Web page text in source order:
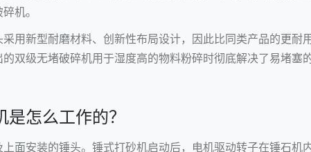
机。
用新型耐磨材料、创新性布局设计，因此比同类产品的更耐
双级无堵破碎机用于湿度高的物料粉碎时彻底解决了易堵塞
怎么工作的？
面安装的锤头。锤式打砂机启动后，电机驱动转子在锤石机